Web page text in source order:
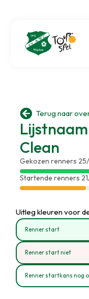
 Terug naar
Clean
Gekozen renners
Startende renners
Uitleg kleuren voor
Renner start
Renner start niet
Renner startkans nog